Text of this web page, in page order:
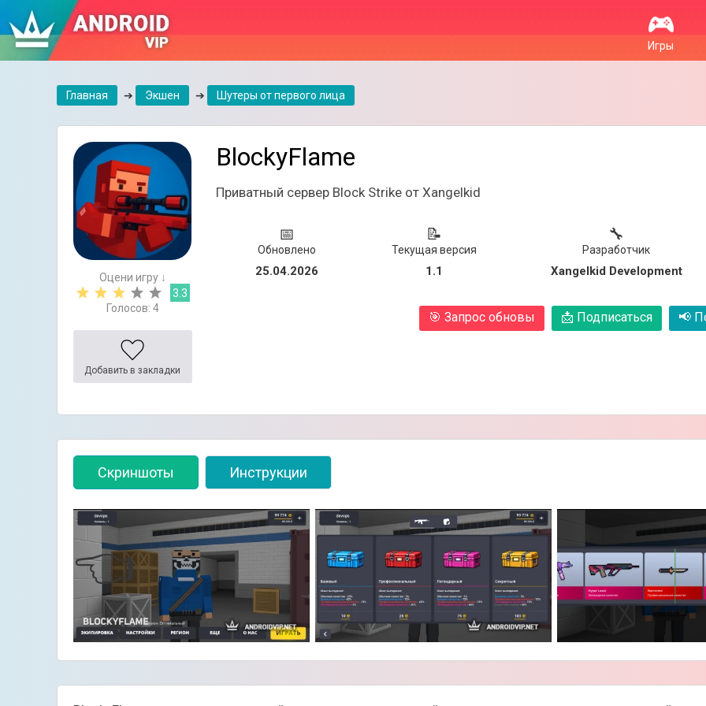
Игры
Главная ➔ Экшен ➔ Шутеры от первого лица
Оцени игру ↓
3.3
Голосов: 4
Добавить в закладки
BlockyFlame
Приватный сервер Block Strike от Xangelkid
📅
Обновлено
25.04.2026
📝
Текущая версия
1.1
🔧
Разработчик
Xangelkid Development
🎯 Запрос обновы 📩 Подписаться 📢
Скриншоты Инструкции
👈